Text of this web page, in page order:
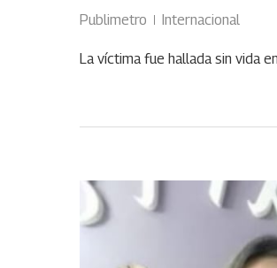
Publimetro Internacional
La víctima fue hallada sin vida
JUN
23